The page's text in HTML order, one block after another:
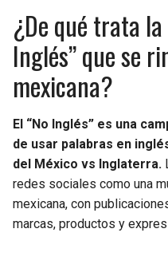
¿De qué trata
Inglés” que se
mexicana?
El “No Inglés” es una
de usar palabras en
del México vs Inglaterra.
redes sociales como una
mexicana, con
marcas, productos y